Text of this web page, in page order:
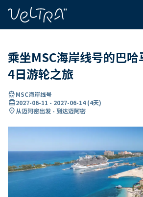
乘坐MSC海岸线号的巴
4日游轮之旅
directions_boatMSC海岸线号
card_travel2027-06-11 - 2027-06-14(4天)
location_on从迈阿密出发 - 到达迈阿密